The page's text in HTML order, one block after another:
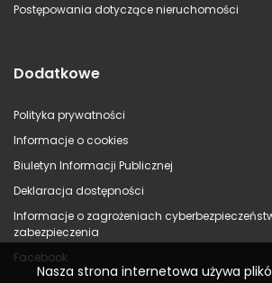
Postępowania dotyczące nieruchomości
Dodatkowe
Polityka prywatności
Informacje o cookies
Biuletyn Informacji Publicznej
Deklaracja dostępności
Informacje o zagrożeniach
zabezpieczenia
Facebook
Nasza strona internetowa używa